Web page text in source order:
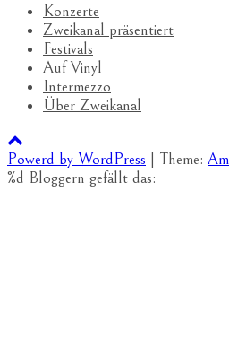
Konzerte
Zweikanal präsentiert
Festivals
Auf Vinyl
Intermezzo
Über Zweikanal
Powerd by WordPress Theme:
%d Bloggern gefällt das: